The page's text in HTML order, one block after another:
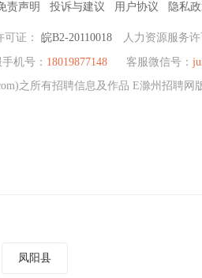
责声明 投诉与建议 用户协议 隐私
可证： 皖B2-20110018 人力资源服务
机号： 18019877148 客服微信号：
之所有招聘信息及作品 E滁州招聘网
凤阳县